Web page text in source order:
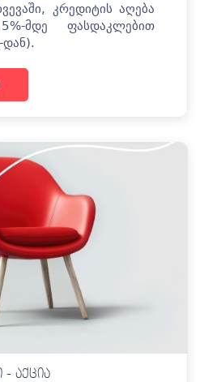
კრედიტის აღება
მდე ფასდაკლებით
დან).
- აქცია